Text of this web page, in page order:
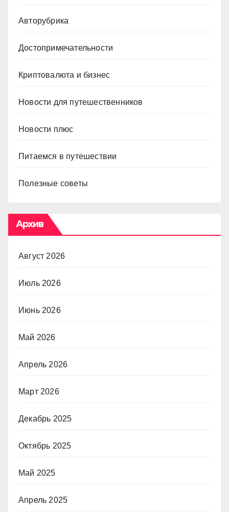
Авторубрика
Достопримечательности
Криптовалюта и бизнес
Новости для путешественников
Новости плюс
Питаемся в путешествии
Полезные советы
Архив
Август 2026
Июль 2026
Июнь 2026
Май 2026
Апрель 2026
Март 2026
Декабрь 2025
Октябрь 2025
Май 2025
Апрель 2025